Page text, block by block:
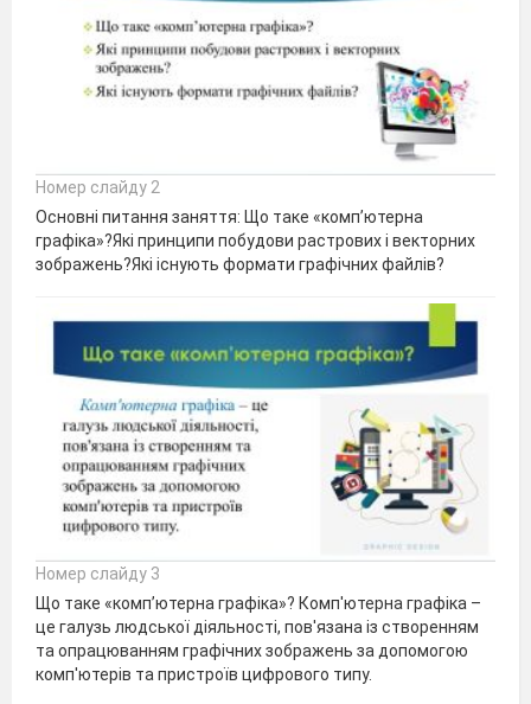
Номер слайду 2
Основні питання заняття: Що таке «комп’ютерна
графiка»?Якi принципи побудови растрових i векторних
зображень?Якi iснують формати графiчних файлiв?
Номер слайду 3
Що таке «комп’ютерна графіка»? Комп'ютерна графіка –
це галузь людської діяльності, пов'язана із створенням
та опрацюванням графічних зображень за допомогою
комп'ютерів та пристроїв цифрового типу.